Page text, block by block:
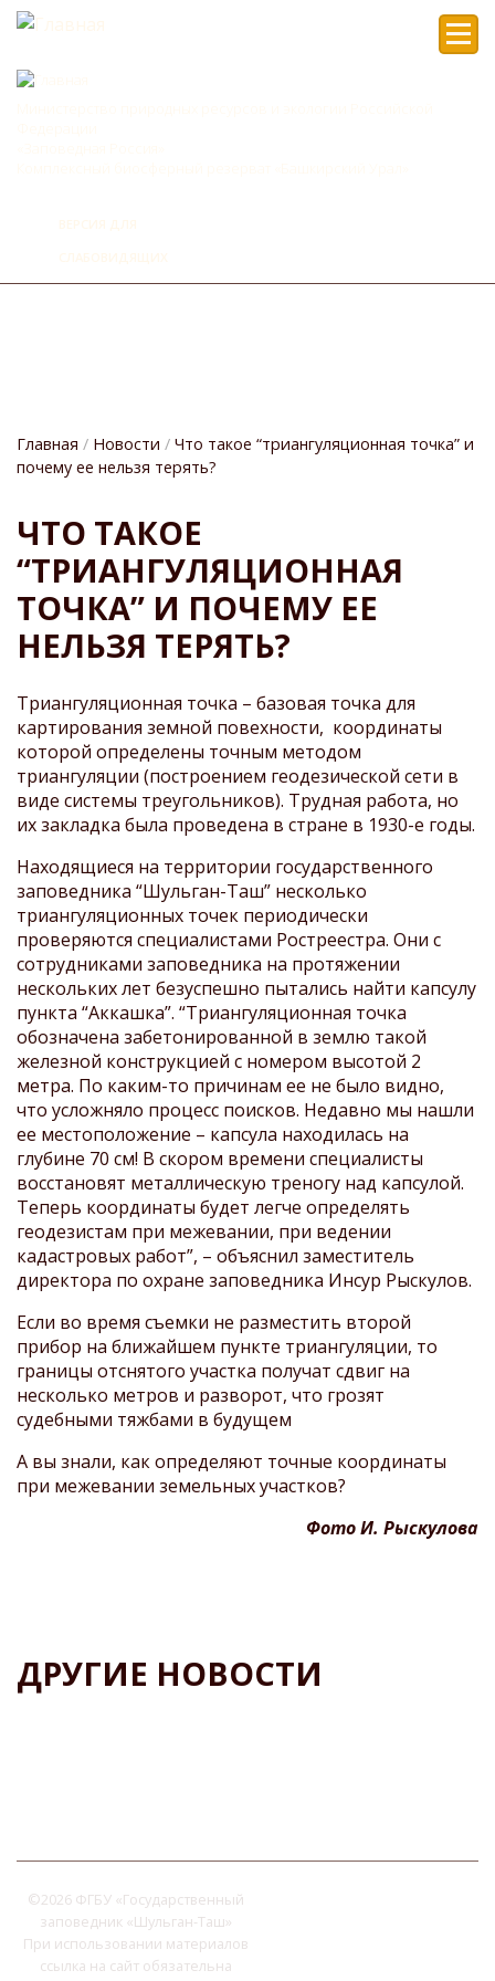
НАВИГАЦИИ
Главная Новости
Что такое “триангуляционная точка” и
почему ее нельзя терять?
ЧТО ТАКОЕ
“ТРИАНГУЛЯЦИОННАЯ
ТОЧКА” И ПОЧЕМУ ЕЕ
НЕЛЬЗЯ ТЕРЯТЬ?
Триангуляционная точка – базовая точка для
картирования земной повехности, координаты
которой определены точным методом
триангуляции (построением геодезической сети в
виде системы треугольников). Трудная работа, но
их закладка была проведена в стране в 1930-е годы.
Находящиеся на территории государственного
заповедника “Шульган-Таш” несколько
триангуляционных точек периодически
проверяются специалистами Ростреестра. Они с
сотрудниками заповедника на протяжении
нескольких лет безуспешно пытались найти капсулу
пункта “Аккашка”. “Триангуляционная точка
обозначена забетонированной в землю такой
железной конструкцией с номером высотой 2
метра. По каким-то причинам ее не было видно,
что усложняло процесс поисков. Недавно мы нашли
ее местоположение – капсула находилась на
глубине 70 см! В скором времени специалисты
восстановят металлическую треногу над капсулой.
Теперь координаты будет легче определять
геодезистам при межевании, при ведении
кадастровых работ”, – объяснил заместитель
директора по охране заповедника Инсур Рыскулов.
Если во время съемки не разместить второй
прибор на ближайшем пункте триангуляции, то
границы отснятого участка получат сдвиг на
несколько метров и разворот, что грозят
судебными тяжбами в будущем
А вы знали, как определяют точные координаты
при межевании земельных участков?
Фото И. Рыскулова
ДРУГИЕ НОВОСТИ
©2026 ФГБУ «Государственный
заповедник «Шульган-Таш»
При использовании материалов
ссылка на сайт обязательна